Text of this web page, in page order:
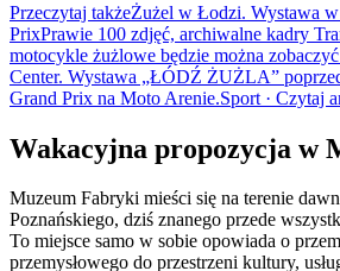
Przeczytaj takżeŻużel w Łodzi. Wystawa
PrixPrawie 100 zdjęć, archiwalne kadry
motocykle żużlowe będzie można
Center. Wystawa „ŁÓDŹ ŻUŻLA”
Grand Prix na Moto Arenie.Sport · Czytaj
Wakacyjna propozycja w
Muzeum Fabryki mieści się na terenie
Poznańskiego, dziś znanego przede
To miejsce samo w sobie opowiada o
przemysłowego do przestrzeni kultury,